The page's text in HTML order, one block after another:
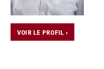
VOIR LE PROFIL ›